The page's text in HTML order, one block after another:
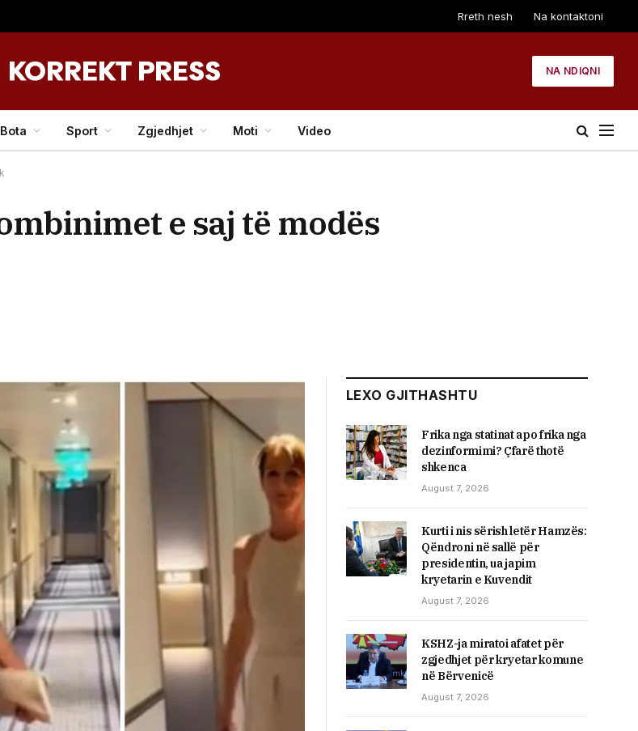
Rreth nesh Na kontaktoni
NA NDIQNI
Bota Sport Zgjedhjet Moti Video
e saj të modës
LEXO GJITHASHTU
Frika nga statinat apo frika nga
dezinformimi? Çfarë thotë
shkenca
August 7, 2026
​Kurti i nis sërish letër Hamzës:
Qëndroni në sallë për
presidentin, ua japim
kryetarin e Kuvendit
August 7, 2026
KSHZ-ja miratoi afatet për
zgjedhjet për kryetar komune
në Bërvenicë
August 7, 2026